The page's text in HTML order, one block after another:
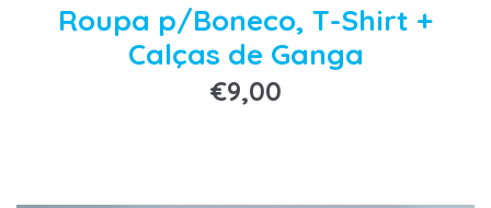
Roupa p/Boneco, T-Shirt +
Calças de Ganga
€9,00